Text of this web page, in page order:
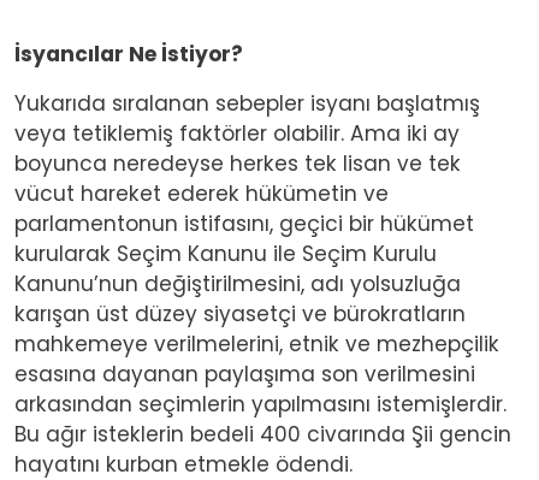
İsyancılar Ne İstiyor?
Yukarıda sıralanan sebepler isyanı başlatmış
veya tetiklemiş faktörler olabilir. Ama iki ay
boyunca neredeyse herkes tek lisan ve tek
vücut hareket ederek hükümetin ve
parlamentonun istifasını, geçici bir hükümet
kurularak Seçim Kanunu ile Seçim Kurulu
Kanunu’nun değiştirilmesini, adı yolsuzluğa
karışan üst düzey siyasetçi ve bürokratların
mahkemeye verilmelerini, etnik ve mezhepçilik
esasına dayanan paylaşıma son verilmesini
arkasından seçimlerin yapılmasını istemişlerdir.
Bu ağır isteklerin bedeli 400 civarında Şii gencin
hayatını kurban etmekle ödendi.